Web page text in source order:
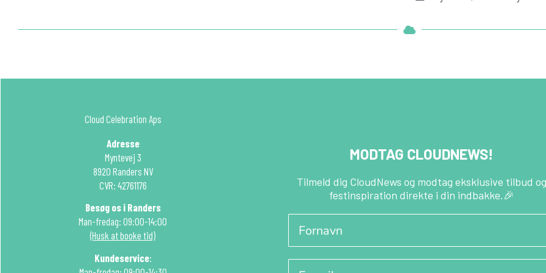
Cloud Celebration Aps
Adresse
Myntevej 3
8920 Randers NV
CVR: 42761176
Besøg os i Randers
Man-fredag: 09:00-14:00
(Husk at booke tid)
Kundeservice:
MODTAG CLOUDNEWS!
Tilmeld dig CloudNews og modtag eksklusive tilbud og
festinspiration direkte i din indbakke.🎉